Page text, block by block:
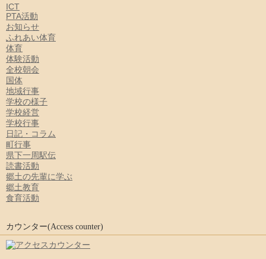
ICT
PTA活動
お知らせ
ふれあい体育
体育
体験活動
全校朝会
国体
地域行事
学校の様子
学校経営
学校行事
日記・コラム
町行事
県下一周駅伝
読書活動
郷土の先輩に学ぶ
郷土教育
食育活動
カウンター(Access counter)